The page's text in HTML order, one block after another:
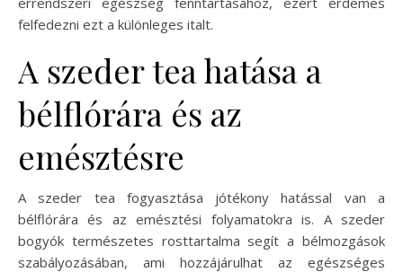
felfedezni ezt a különleges italt.
A szeder tea hatása a
bélflórára és az
emésztésre
A szeder tea fogyasztása jótékony hatással van a
bélflórára és az emésztési folyamatokra is. A szeder
bogyók természetes rosttartalma segít a bélmozgások
szabályozásában, ami hozzájárulhat az egészséges